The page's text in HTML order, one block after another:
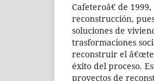
Cafeteroâ€ de
reconstrucción,
soluciones de
trasformaciones
reconstruir el
éxito del proceso.
proyectos de